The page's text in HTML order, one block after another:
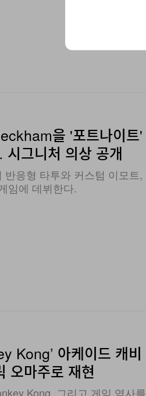
을 '포트나이트'
그니처 의상 공개
응형 타투와 커스텀 이모트,
임에 데뷔한다.
Kong’ 아케이드 캐비
오마주로 재현
Kong, 그리고 게임 역사를